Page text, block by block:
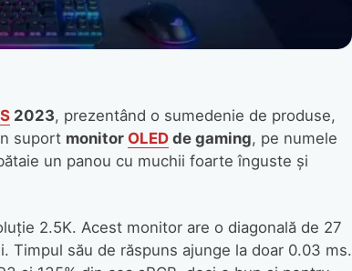
2023, prezentând o sumedenie de produse,
suport monitor OLEDde gaming, pe numele
un panou cu muchii foarte înguste şi
2.5K. Acest monitor are o diagonală de 27
său de răspuns ajunge la doar 0.03 ms.